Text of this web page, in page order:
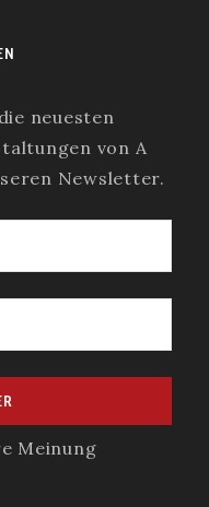
neuesten
von A
Newsletter.
Meinung